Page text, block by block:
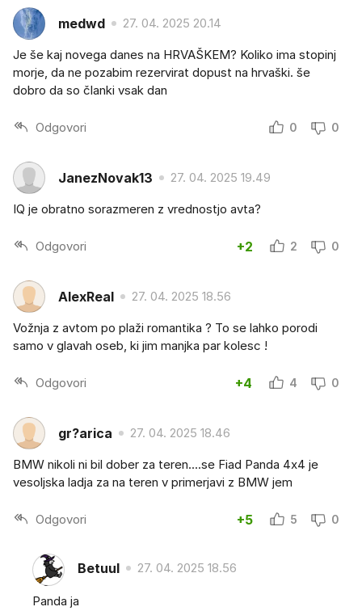
medwd 27. 04. 2025 20.14
Je še kaj novega danes na HRVAŠKEM? Koliko ima stopinj
morje, da ne pozabim rezervirat dopust na hrvaški. še
dobro da so članki vsak dan
Odgovori 0 0
JanezNovak13 27. 04. 2025 19.49
IQ je obratno sorazmeren z vrednostjo avta?
Odgovori +2 2 0
AlexReal 27. 04. 2025 18.56
Vožnja z avtom po plaži romantika ? To se lahko porodi
samo v glavah oseb, ki jim manjka par kolesc !
Odgovori +4 4 0
gr?arica 27. 04. 2025 18.46
BMW nikoli ni bil dober za teren....se Fiad Panda 4x4 je
vesoljska ladja za na teren v primerjavi z BMW jem
Odgovori +5 5 0
Betuul 27. 04. 2025 18.56
Panda ja